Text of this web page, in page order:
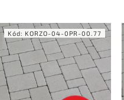
Kód: KORZO-04-0PR-00.77